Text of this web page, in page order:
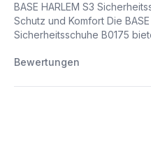
BASE HARLEM S3
Schutz und Komfort Die BASE
Sicherheitsschuhe B0175
Bewertungen